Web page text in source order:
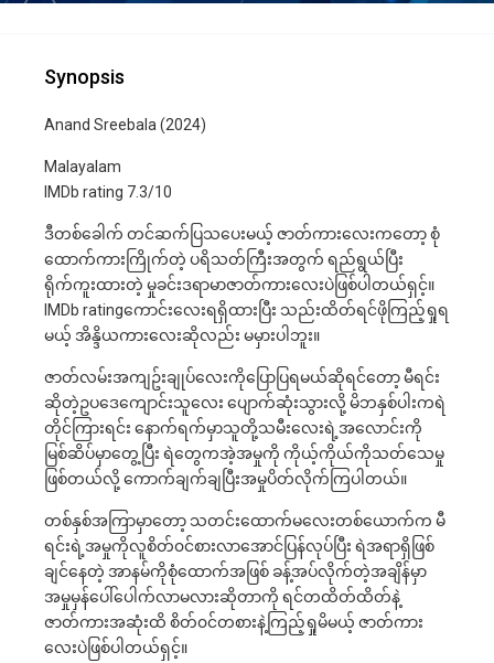
Synopsis
Anand Sreebala (2024)
Malayalam
IMDb rating 7.3/10
ဒီတစ်​ခေါက် တင်ဆက်ပြသ​ပေးမယ့် ဇာတ်ကား​လေးက​တော့ စုံ​
ထောက်ကားကြိုက်တဲ့ ပရိသတ်ကြီးအတွက် ရည်ရွယ်ပြီး
ရိုက်ကူးထားတဲ့ မှုခင်းဒရာမာဇာတ်ကား​လေးပဲဖြစ်ပါတယ်ရှင့်။
IMDb rating​ကောင်း​လေးရရှိထားပြီး သည်းထိတ်ရင်ဖိုကြည့်ရှုရ
မယ့် အိန္ဒိယကား​လေးဆိုလည်း မမှားပါဘူး။
ဇာတ်လမ်းအကျဥ်းချုပ်​လေးကို​ပြောပြရမယ်ဆိုရင်​တော့ မီရင်း
ဆိုတဲ့ဥပ​ဒေ​ကျောင်းသူ​လေး ​ပျောက်ဆုံးသွားလို့ မိဘနှစ်ပါးကရဲ
တိုင်ကြားရင်း ​နောက်ရက်မှာသူတို့သမီး​လေးရဲ့အ​လောင်းကို
မြစ်ဆိပ်မှာ​တွေ့ပြီး ရဲ​တွေကအဲ့အမှုကို ကိုယ့်ကိုယ်ကိုသတ်​သေမှု
ဖြစ်တယ်လို့​ ကောက်ချက်ချပြီးအမှုပိတ်လိုက်ကြပါတယ်။
တစ်နှစ်အကြာမှာ​တော့ သတင်း​ထောက်မ​လေးတစ်​ယောက်က မီ
ရင်းရဲ့အမှုကိုလူစိတ်၀င်စားလာ​အောင်ပြန်လုပ်ပြီး ရဲအရာရှိဖြစ်
ချင်​နေတဲ့ အာနမ်ကိုစုံ​ထောက်အဖြစ် ခန့်အပ်လိုက်တဲ့အချိန်မှာ
အမှုမှန်​ပေါ်​ပေါက်လာမလားဆိုတာကို ရင်တထိတ်ထိတ်နဲ့
ဇာတ်ကားအဆုံးထိ စိတ်၀င်တစားနဲ့ကြည့်ရှုမိမယ့် ဇာတ်ကား​
လေးပဲဖြစ်ပါတယ်ရှင့်။